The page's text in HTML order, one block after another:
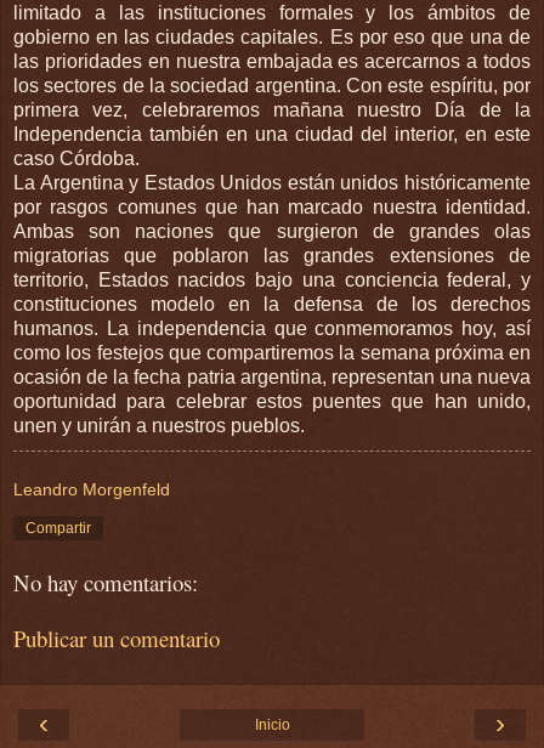
limitado a las instituciones formales y los ámbitos de
gobierno en las ciudades capitales. Es por eso que una de
las prioridades en nuestra embajada es acercarnos a todos
los sectores de la sociedad argentina. Con este espíritu, por
primera vez, celebraremos mañana nuestro Día de la
Independencia también en una ciudad del interior, en este
caso Córdoba.
La Argentina y Estados Unidos están unidos históricamente
por rasgos comunes que han marcado nuestra identidad.
Ambas son naciones que surgieron de grandes olas
migratorias que poblaron las grandes extensiones de
territorio, Estados nacidos bajo una conciencia federal, y
constituciones modelo en la defensa de los derechos
humanos. La independencia que conmemoramos hoy, así
como los festejos que compartiremos la semana próxima en
ocasión de la fecha patria argentina, representan una nueva
oportunidad para celebrar estos puentes que han unido,
unen y unirán a nuestros pueblos.
Leandro Morgenfeld
Compartir
No hay comentarios:
Publicar un comentario
‹ ›
Inicio